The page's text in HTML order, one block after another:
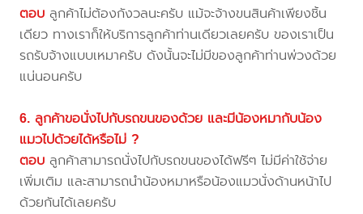
ตอบ ลูกค้าไม่ต้องกังวลนะครับ แม้จะจ้างขนสินค้าเพียงชิ้น
เดียว ทางเราก็ให้บริการลูกค้าท่านเดียวเลยครับ ของเราเป็น
รถรับจ้างแบบเหมาครับ ดังนั้นจะไม่มีของลูกค้าท่านพ่วงด้วย
แน่นอนครับ
6. ลูกค้าขอนั่งไปกับรถขนของด้วย และมีน้องหมากับน้อง
แมวไปด้วยได้หรือไม่ ?
ตอบ ลูกค้าสามารถนั่งไปกับรถขนของได้ฟรีๆ ไม่มีค่าใช้จ่าย
เพิ่มเติม และสามารถนำน้องหมาหรือน้องแมวนั่งด้านหน้าไป
ด้วยกันได้เลยครับ